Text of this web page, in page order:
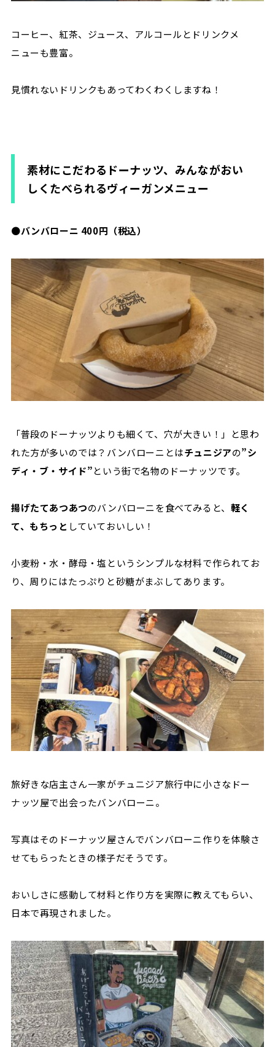
コーヒー、紅茶、ジュース、アルコールとドリンクメ
ニューも豊富。
見慣れないドリンクもあってわくわくしますね！
素材にこだわるドーナッツ、みんながおい
しくたべられるヴィーガンメニュー
●バンバローニ 400円（税込）
「普段のドーナッツよりも細くて、穴が大きい！」と思わ
れた方が多いのでは？バンバローニとはチュニジアの”シ
ディ・ブ・サイド”という街で名物のドーナッツです。
揚げたてあつあつのバンバローニを食べてみると、 軽く
て、もちっと していておいしい！
小麦粉・水・酵母・塩というシンプルな材料で作られてお
り、周りにはたっぷりと砂糖がまぶしてあります。
旅好きな店主さん一家がチュニジア旅行中に小さなドー
ナッツ屋で出会ったバンバローニ。
写真はそのドーナッツ屋さんでバンバローニ作りを体験さ
せてもらったときの様子だそうです。
おいしさに感動して材料と作り方を実際に教えてもらい、
日本で再現されました。